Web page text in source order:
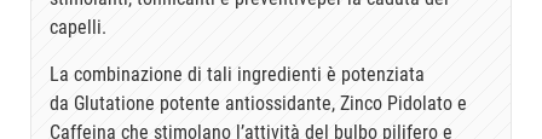
capelli.
La combinazione di tali ingredienti è potenziata
da Glutatione potente antiossidante, Zinco Pidolato e
Caffeina che stimolano l’attività del bulbo pilifero e